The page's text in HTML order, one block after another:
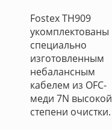
Fostex TH909
укомплектованы
специально
изготовленным
небалансным
кабелем из OFC-
меди 7N высокой
степени очистки.